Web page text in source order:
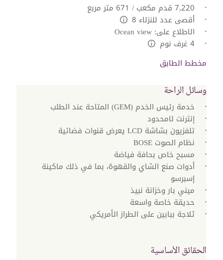
7,220 قدم مكعب / 671 متر مربع
أقصى عدد للنزلاء 8
الاطلاع على: Ocean view
4 غرف نوم
مخطط الطابق
وسائل الراحة
خدمة رئيس الخدم (GEM) المتاحة عند الطلب
إنترنت لامحدود
نظام الصوت BOSE
مسبح خاص بحافة فياضة
أدوات صنع الشاي والقهوة، بما في ذلك ماكينة
إسبرسو
ميني بار وخزانة نبيذ
حديقة خاصة واسعة
ثلاجة ببابين على الطراز الأمريكي
الحقائق الأساسية